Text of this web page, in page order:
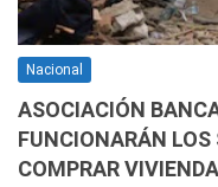
Nacional
ASOCIACIÓN
FUNCIONARÁN LOS
COMPRAR